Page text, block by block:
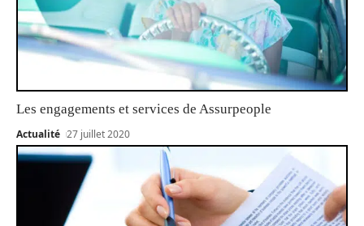
Les engagements et services de Assurpeople
Actualité 27 juillet 2020